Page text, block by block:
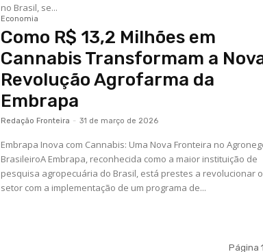
no Brasil, se...
Economia
Como R$ 13,2 Milhões em
Cannabis Transformam a
Revolução Agrofarma da
Embrapa
Redação Fronteira - 31 de março de 2026
Embrapa Inova com Cannabis: Uma Nova Fronteira no
BrasileiroA Embrapa, reconhecida como a maior instituição de
pesquisa agropecuária do Brasil, está prestes a revolucionar o
setor com a implementação de um programa de...
Página